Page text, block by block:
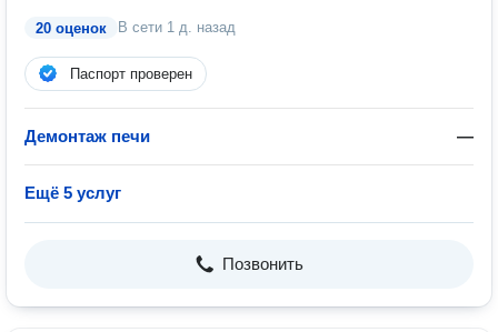
20 оценок В сети 1 д. назад
Паспорт проверен
Демонтаж печи —
Ещё 5 услуг
Позвонить